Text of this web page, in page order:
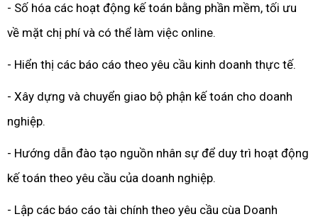
- Số hóa các hoạt động kế toán bằng phần mềm, tối ưu
về mặt chị phí và có thể làm việc online.
- Hiển thị các báo cáo theo yêu cầu kinh doanh thực tế.
- Xây dựng và chuyển giao bộ phận kế toán cho doanh
nghiệp.
- Hướng dẫn đào tạo nguồn nhân sự để duy trì hoạt động
kế toán theo yêu cầu của doanh nghiệp.
- Lập các báo cáo tài chính theo yêu cầu cùa Doanh